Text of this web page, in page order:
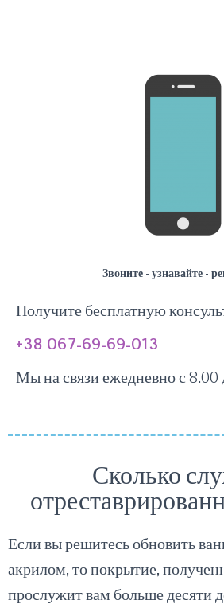
Звоните - узнавайте -
Получите бесплатную
+38 067-69-69-013
Мы на связи ежедневно с 8.00
Сколько
Если вы решитесь обновить
акрилом, то покрытие,
прослужит вам больше десяти